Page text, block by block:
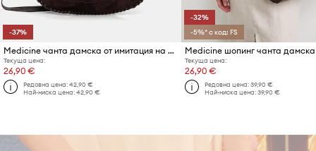
-37%
Medicine чанта дамска от имитация на велур
Текуща цена:
26,90 €
Редовна цена:42,90 €
Най-ниска цена:42,90 €
-32%
-5%* с код: FS
Текуща цена:
26,90 €
Редовна цена:39,90 €
Най-ниска цена:39,90 €